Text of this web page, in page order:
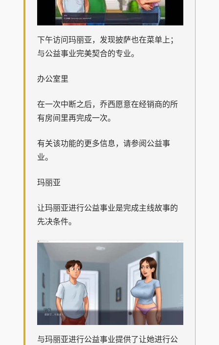
下午访问玛丽亚，发现披萨也在菜单上；
与公益事业完美契合的专业。
办公室里
在一次中断之后，乔西愿意在经销商的所
有房间里再完成一次。
有关该功能的更多信息，请参阅公益事
业。
玛丽亚
让玛丽亚进行公益事业是完成主线故事的
先决条件。
与玛丽亚进行公益事业提供了让她进行公